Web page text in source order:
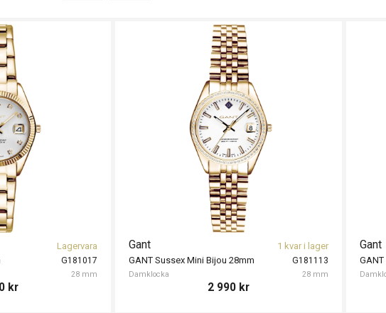
G181017
28 mm
Lagervara
kr
G181113
Gant
Damklocka 28 mm
GANT Sussex Mini Bijou 28mm
1 kvar i lager
2 990 kr
Gant